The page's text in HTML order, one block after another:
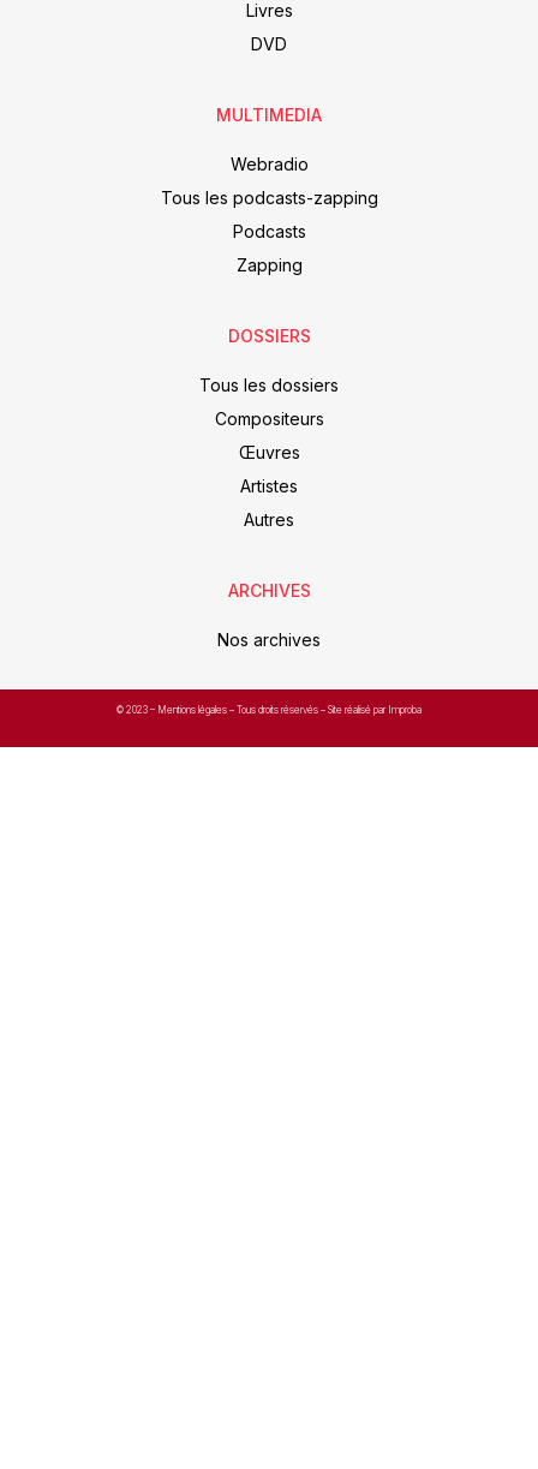
Livres
DVD
MULTIMEDIA
Webradio
Tous les podcasts-zapping
Podcasts
Zapping
DOSSIERS
Tous les dossiers
Compositeurs
Œuvres
Artistes
Autres
ARCHIVES
Nos archives
© 2023 – Mentions légales – Tous droits réservés – Site réalisé par Improba